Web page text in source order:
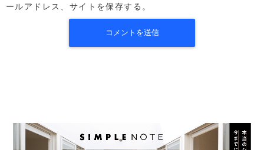
ールアドレス、サイトを保存する。